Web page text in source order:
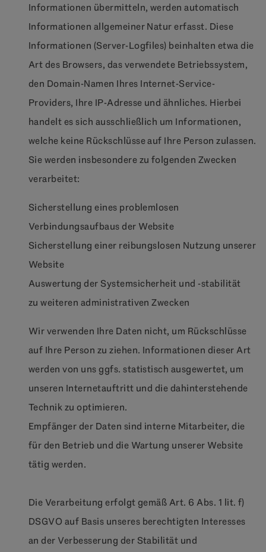
Informationen übermitteln, werden automatisch
Informationen allgemeiner Natur erfasst. Diese
Informationen (Server-Logfiles) beinhalten etwa die
Art des Browsers, das verwendete Betriebssystem,
den Domain-Namen Ihres Internet-Service-
Providers, Ihre IP-Adresse und ähnliches. Hierbei
handelt es sich ausschließlich um Informationen,
welche keine Rückschlüsse auf Ihre Person zulassen.
Sie werden insbesondere zu folgenden Zwecken
verarbeitet:
Sicherstellung eines problemlosen
Verbindungsaufbaus der Website
Sicherstellung einer reibungslosen Nutzung unserer
Website
Auswertung der Systemsicherheit und -stabilität
zu weiteren administrativen Zwecken
Wir verwenden Ihre Daten nicht, um Rückschlüsse
auf Ihre Person zu ziehen. Informationen dieser Art
werden von uns ggfs. statistisch ausgewertet, um
unseren Internetauftritt und die dahinterstehende
Technik zu optimieren.
Empfänger der Daten sind interne Mitarbeiter, die
für den Betrieb und die Wartung unserer Website
tätig werden.
Die Verarbeitung erfolgt gemäß Art. 6 Abs. 1 lit. f)
DSGVO auf Basis unseres berechtigten Interesses
an der Verbesserung der Stabilität und